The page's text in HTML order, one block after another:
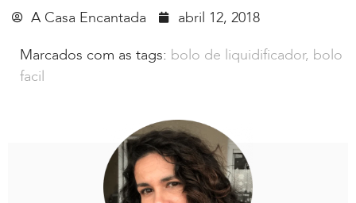
A Casa Encantada
abril 12, 2018
Marcados com as tags: bolo de liquidificador, bolo
facil